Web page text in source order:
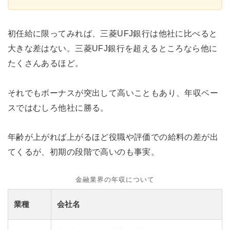
初任給に限ってみれば、三菱UFJ銀行は他社に比べると
大きな差はない。三菱UFJ銀行を超えるところなら他に
たくさんあるほど。
それでもボーナスが突出して高いこともあり、年収ベー
スではむしろ他社に勝る。
年齢が上がれば上がるほど役職や評価での給料の差が出
てくるが、初期の段階で高いのも事実。
金融業界の年収について
業種 会社名